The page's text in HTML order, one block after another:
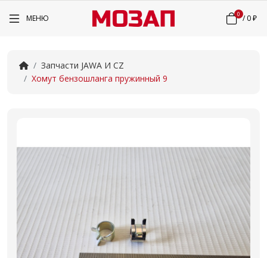
МЕНЮ 0 /0 ₽
Запчасти JAWA И CZ
Хомут бензошланга пружинный 9